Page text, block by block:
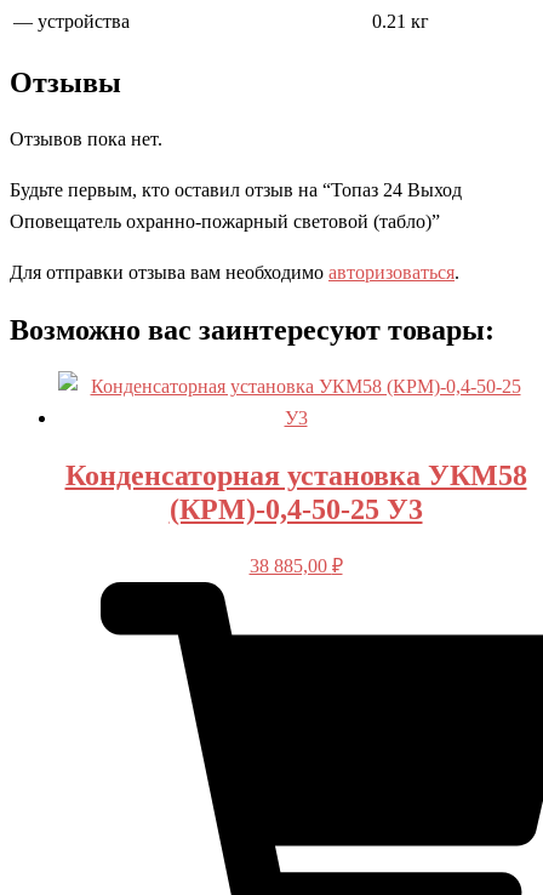
— устройства
0.21 кг
Отзывы
Отзывов пока нет.
Будьте первым, кто оставил отзыв на “Топаз 24 Выход
Оповещатель охранно-пожарный световой (табло)”
Для отправки отзыва вам необходимо авторизоваться.
Возможно вас заинтересуют товары:
Конденсаторная установка УКМ58
(КРМ)-0,4-50-25 У3
38 885,00 ₽